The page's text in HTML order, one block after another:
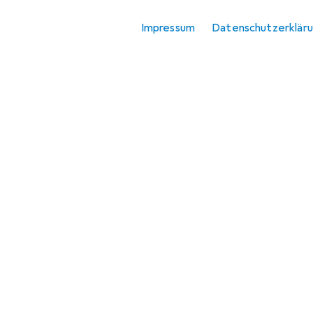
Impressum